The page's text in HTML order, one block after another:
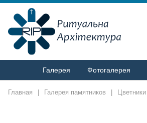
Галерея Фотогалерея
Главная Галерея памятников Цветники